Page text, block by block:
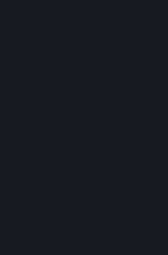
Você tem o direito de
você, ou seja, o direito de
seus Dados Pessoais
Pessoais armazenados e/
armazenados. Você pode
Pessoais por meio do
direitos e as liberdades de
reservamo-nos o direito de
os custos administrativos
ou efetuar a ação
Se processarmos seus
implementação de
atualizados e precisos de
coletados. Se seus Dados
incompletos, você pode